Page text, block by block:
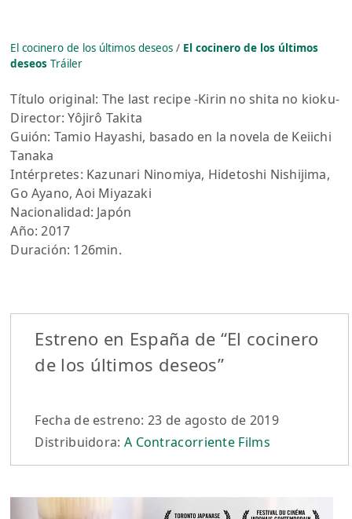
El cocinero de los últimos deseos / El cocinero de los últimos
deseos Tráiler
Título original: The last recipe -Kirin no shita no kioku-
Director: Yôjirô Takita
Guión: Tamio Hayashi, basado en la novela de Keiichi
Tanaka
Intérpretes: Kazunari Ninomiya, Hidetoshi Nishijima,
Go Ayano, Aoi Miyazaki
Nacionalidad: Japón
Año: 2017
Duración: 126min.
Estreno en España de “El cocinero
de los últimos deseos”
Fecha de estreno: 23 de agosto de 2019
Distribuidora: A Contracorriente Films